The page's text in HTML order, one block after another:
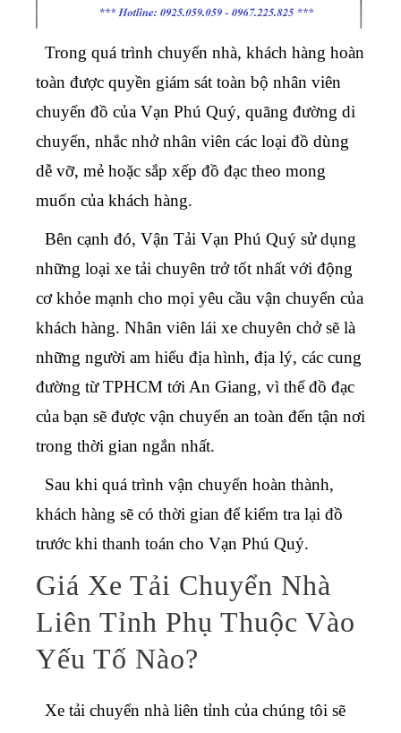
Trong quá trình chuyển nhà, khách hàng hoàn
toàn được quyền giám sát toàn bộ nhân viên
chuyển đồ của Vạn Phú Quý, quãng đường di
chuyển, nhắc nhở nhân viên các loại đồ dùng
dễ vỡ, mẻ hoặc sắp xếp đồ đạc theo mong
muốn của khách hàng.
Bên cạnh đó, Vận Tải Vạn Phú Quý sử dụng
những loại xe tải chuyên trở tốt nhất với động
cơ khỏe mạnh cho mọi yêu cầu vận chuyển của
khách hàng. Nhân viên lái xe chuyên chở sẽ là
những người am hiểu địa hình, địa lý, các cung
đường từ TPHCM tới An Giang, vì thế đồ đạc
của bạn sẽ được vận chuyển an toàn đến tận nơi
trong thời gian ngắn nhất.
Sau khi quá trình vận chuyển hoàn thành,
khách hàng sẽ có thời gian để kiểm tra lại đồ
trước khi thanh toán cho Vạn Phú Quý.
Giá Xe Tải Chuyển Nhà
Liên Tỉnh Phụ Thuộc Vào
Yếu Tố Nào?
Xe tải chuyển nhà liên tỉnh của chúng tôi sẽ